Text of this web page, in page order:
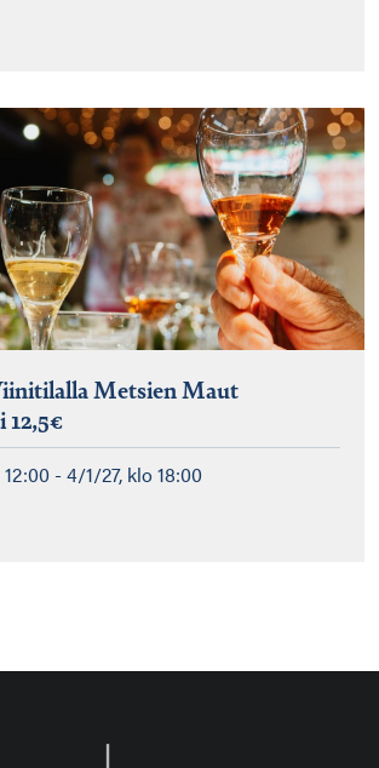
Metsien Maut
12,5€
- 4/1/27, klo 18:00